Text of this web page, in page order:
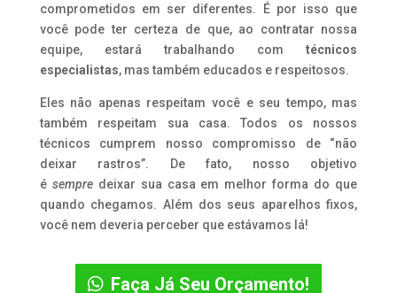
comprometidos em ser diferentes. É por isso que
você pode ter certeza de que, ao contratar nossa
equipe, estará trabalhando comtécnicos
especialistas, mas também educados e respeitosos.
Eles não apenas respeitam você e seu tempo, mas
também respeitam sua casa. Todos os nossos
técnicos cumprem nosso compromisso de “não
deixar rastros”. De fato, nosso objetivo
é sempredeixar sua casa em melhor forma do que
quando chegamos. Além dos seus aparelhos fixos,
você nem deveria perceber que estávamos lá!
Faça Já Seu Orçamento!